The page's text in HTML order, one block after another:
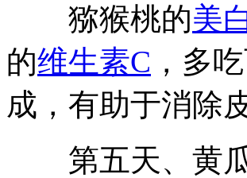
猕猴桃的美
的维生素C ，多
成，有助于消除
第五天、黄